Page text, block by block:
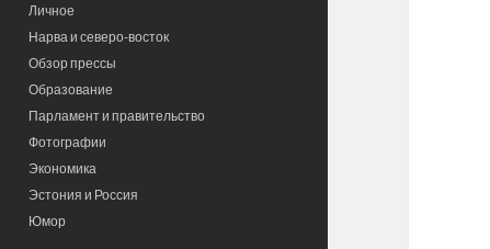
Личное
Нарва и северо-восток
Обзор прессы
Образование
Парламент и правительство
Фотографии
Экономика
Эстония и Россия
Юмор